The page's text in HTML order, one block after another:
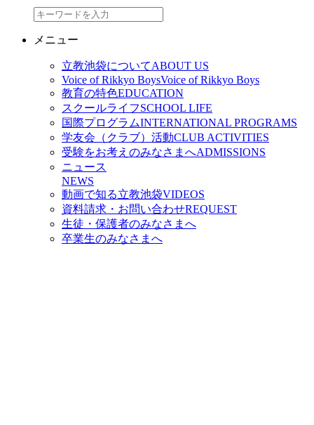
メニュー
立教池袋についてABOUT US
Voice of Rikkyo BoysVoice of Rikkyo Boys
教育の特色EDUCATION
スクールライフSCHOOL LIFE
国際プログラムINTERNATIONAL PROGRAMS
学友会（クラブ）活動CLUB ACTIVITIES
受験をお考えのみなさまへADMISSIONS
ニュース
NEWS
動画で知る立教池袋VIDEOS
資料請求・お問い合わせREQUEST
生徒・保護者のみなさまへ
卒業生のみなさまへ